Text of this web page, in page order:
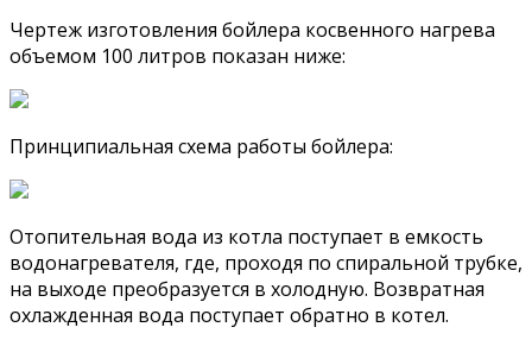
Чертеж изготовления бойлера косвенного нагрева
объемом 100 литров показан ниже:
Принципиальная схема работы бойлера:
Отопительная вода из котла поступает в емкость
водонагревателя, где, проходя по спиральной трубке,
на выходе преобразуется в холодную. Возвратная
охлажденная вода поступает обратно в котел.